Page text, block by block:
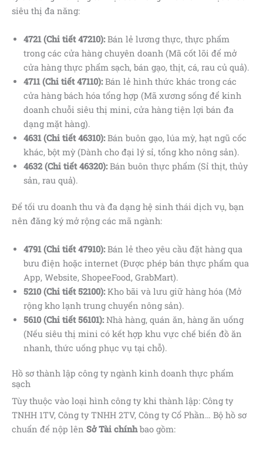
siêu thị đa năng:
4721 (Chi tiết 47210):Bán lẻ lương thực, thực phẩm
trong các cửa hàng chuyên doanh (Mã cốt lõi để mở
cửa hàng thực phẩm sạch, bán gạo, thịt, cá, rau củ quả).
4711 (Chi tiết 47110):Bán lẻ hình thức khác trong các
cửa hàng bách hóa tổng hợp (Mã xương sống để kinh
doanh chuỗi siêu thị mini, cửa hàng tiện lợi bán đa
dạng mặt hàng).
4631 (Chi tiết 46310):Bán buôn gạo, lúa mỳ, hạt ngũ cốc
khác, bột mỳ (Dành cho đại lý sỉ, tổng kho nông sản).
4632 (Chi tiết 46320):Bán buôn thực phẩm (Sỉ thịt, thủy
sản, rau quả).
Để tối ưu doanh thu và đa dạng hệ sinh thái dịch vụ, bạn
nên đăng ký mở rộng các mã ngành:
4791 (Chi tiết 47910):Bán lẻ theo yêu cầu đặt hàng qua
bưu điện hoặc internet (Được phép bán thực phẩm qua
App, Website, ShopeeFood, GrabMart).
5210 (Chi tiết 52100):Kho bãi và lưu giữ hàng hóa (Mở
rộng kho lạnh trung chuyển nông sản).
5610 (Chi tiết 56101):Nhà hàng, quán ăn, hàng ăn uống
(Nếu siêu thị mini có kết hợp khu vực chế biến đồ ăn
nhanh, thức uống phục vụ tại chỗ).
Hồ sơ thành lập công ty ngành kinh doanh thực phẩm
sạch
Tùy thuộc vào loại hình công ty khi thành lập: Công ty
TNHH 1TV, Công ty TNHH 2TV, Công ty Cổ Phần… Bộ hồ sơ
chuẩn để nộp lên Sở Tài chínhbao gồm: